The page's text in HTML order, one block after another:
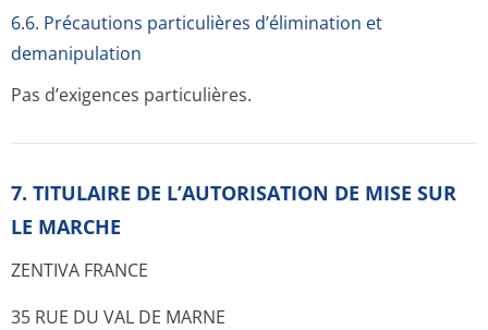
6.6. Précautions particulières d’élimination et
demanipulation
Pas d’exigences particulières.
7. TITULAIRE DE L’AUTORISATION DE MISE SUR
LE MARCHE
ZENTIVA FRANCE
35 RUE DU VAL DE MARNE